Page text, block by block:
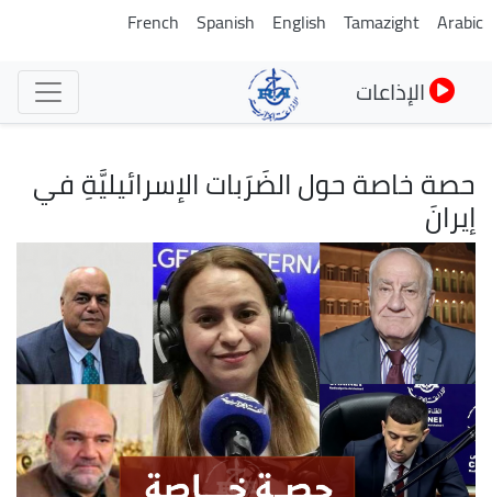
تجاوز
Arabic
Tamazight
English
Spanish
French
الإذاعات
حصة خاصة حول الضَرَبات الإسرائيليَّةِ في
إيرانَ
الصورة